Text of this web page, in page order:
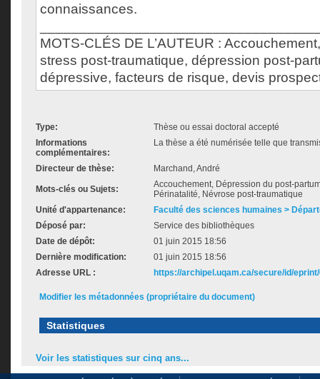
connaissances.
MOTS-CLÉS DE L’AUTEUR :
stress post-traumatique, dépression post-
dépressive, facteurs de risque, devis
Type:
Thèse ou essai doctoral accepté
Informations
complémentaires:
La thèse a été numérisée telle que
Directeur de thèse: Marchand, André
Mots-clés ou Sujets:
Accouchement, Dépression du post-
Périnatalité, Névrose post-traumatique
Unité d'appartenance:
Faculté des sciences humaines >
Déposé par:
Service des bibliothèques
Date de dépôt:
01 juin 2015 18:56
Dernière modification:
01 juin 2015 18:56
Adresse URL :
https://archipel.uqam.ca/secure/id/
Modifier les métadonnées (propriétaire du document)
Statistiques
Voir les statistiques sur cinq ans...